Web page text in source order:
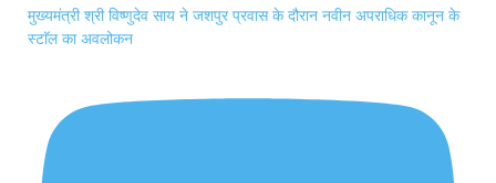
मुख्यमंत्री श्री विष्णुदेव साय ने जशपुर प्रवास के दौरान नवीन अपराधिक कानून के
स्टाॅल का अवलोकन